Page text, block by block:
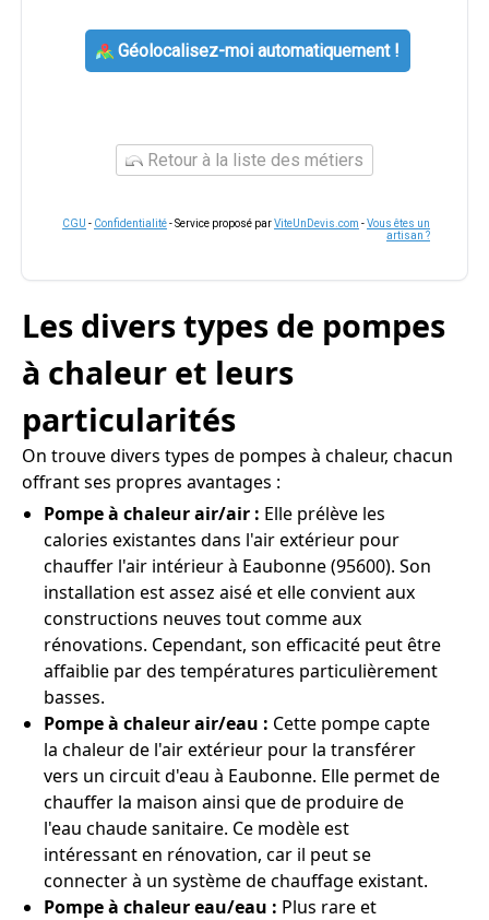
Géolocalisez-moi automatiquement !
Retour à la liste des métiers
CGU - Confidentialité- Service proposé parViteUnDevis.com -Vous êtes un
artisan ?
Les divers types de pompes
à chaleur et leurs
particularités
On trouve divers types de pompes à chaleur, chacun
offrant ses propres avantages :
Pompe à chaleur air/air : Elle prélève les
calories existantes dans l'air extérieur pour
chauffer l'air intérieur à Eaubonne (95600). Son
installation est assez aisé et elle convient aux
constructions neuves tout comme aux
rénovations. Cependant, son efficacité peut être
affaiblie par des températures particulièrement
basses.
Pompe à chaleur air/eau : Cette pompe capte
la chaleur de l'air extérieur pour la transférer
vers un circuit d'eau à Eaubonne. Elle permet de
chauffer la maison ainsi que de produire de
l'eau chaude sanitaire. Ce modèle est
intéressant en rénovation, car il peut se
connecter à un système de chauffage existant.
Pompe à chaleur eau/eau : Plus rare et